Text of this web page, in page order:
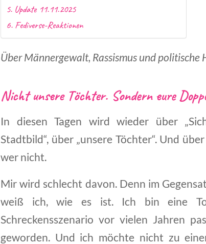
Update 11.11.2025
Fediverse-Reaktionen
Über Männergewalt, Rassismus und politische
Nicht unsere Töchter. Sondern eure
In diesen Tagen wird wieder über
Stadtbild“, über „unsere Töchter“. Und
wer nicht.
Mir wird schlecht davon. Denn im
weiß ich, wie es ist. Ich bin eine
Schreckensszenario vor vielen Jahren
geworden. Und ich möchte nicht zu